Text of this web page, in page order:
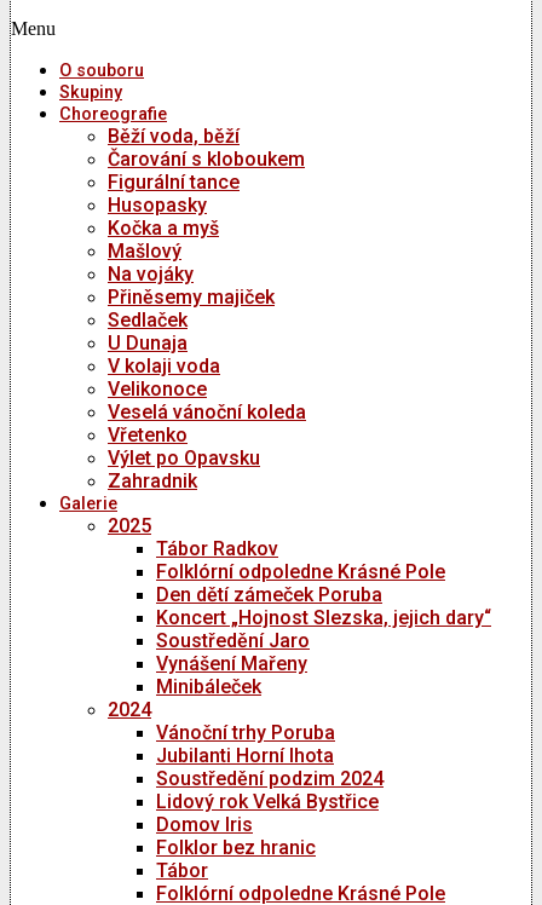
Menu
O souboru
Skupiny
Choreografie
Běží voda, běží
Čarování s kloboukem
Figurální tance
Husopasky
Kočka a myš
Mašlový
Na vojáky
Přiněsemy majiček
Sedlaček
U Dunaja
V kolaji voda
Velikonoce
Veselá vánoční koleda
Vřetenko
Výlet po Opavsku
Zahradnik
Galerie
2025
Tábor Radkov
Folklórní odpoledne Krásné Pole
Den dětí zámeček Poruba
Koncert „Hojnost Slezska, jejich dary“
Soustředění Jaro
Vynášení Mařeny
Minibáleček
2024
Vánoční trhy Poruba
Jubilanti Horní lhota
Soustředění podzim 2024
Lidový rok Velká Bystřice
Domov Iris
Folklor bez hranic
Tábor
Folklórní odpoledne Krásné Pole